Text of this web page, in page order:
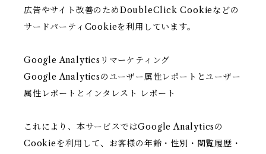
広告やサイト改善のためDoubleClick Cookieなどの
サードパーティCookieを利用しています。
Google Analyticsリマーケティング
Google Analyticsのユーザー属性レポートとユーザー
属性レポートとインタレスト レポート
これにより、本サービスではGoogle Analyticsの
Cookieを利用して、お客様の年齢・性別・閲覧履歴・